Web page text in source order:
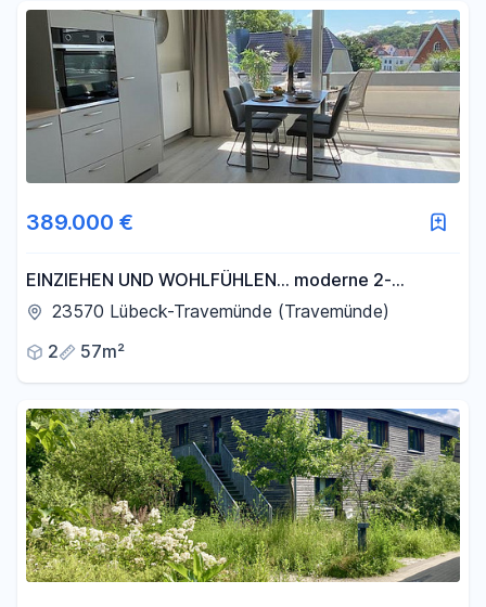
389.000 €
EINZIEHEN UND WOHLFÜHLEN... moderne 2-
Zimmerwohnung in Bestlage
23570 Lübeck-Travemünde (Travemünde)
2
57m²